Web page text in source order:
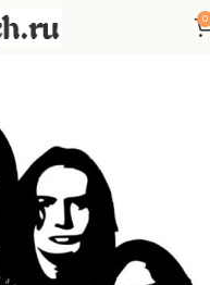
0
Русская музыка